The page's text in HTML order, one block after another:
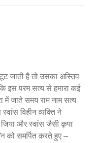
जाती है तो उसका अस्तिव
इस परम सत्य से हमारा कई
में जाते समय राम नाम सत्य
विहीन व्यक्ति ने
और स्वांस जैसी कृपा
को समर्पित करते हुए –